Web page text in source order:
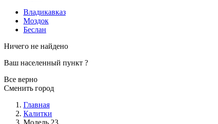
Владикавказ
Моздок
Беслан
Ничего не найдено
Ваш населенный пункт ?
Все верно
Сменить город
Главная
Калитки
Модель 23